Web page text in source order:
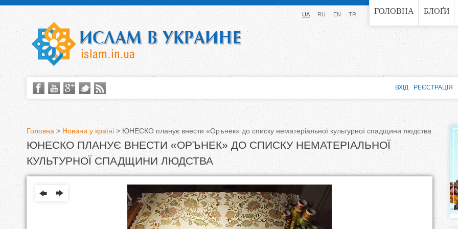
Jump to navigation ГОЛОВНА БЛОҐИ
UA RU EN TR
В
и
Головна > Новини у країні > ЮНЕСКО планує внести «Орънек» до списку нематеріальної культурної спадщини людства
ЮНЕСКО ПЛАНУЄ ВНЕСТИ «ОРЪНЕК» ДО СПИСКУ НЕМАТЕРІАЛЬНОЇ
КУЛЬТУРНОЇ СПАДЩИНИ ЛЮДСТВА
ВХІД РЕЄСТРАЦІЯ